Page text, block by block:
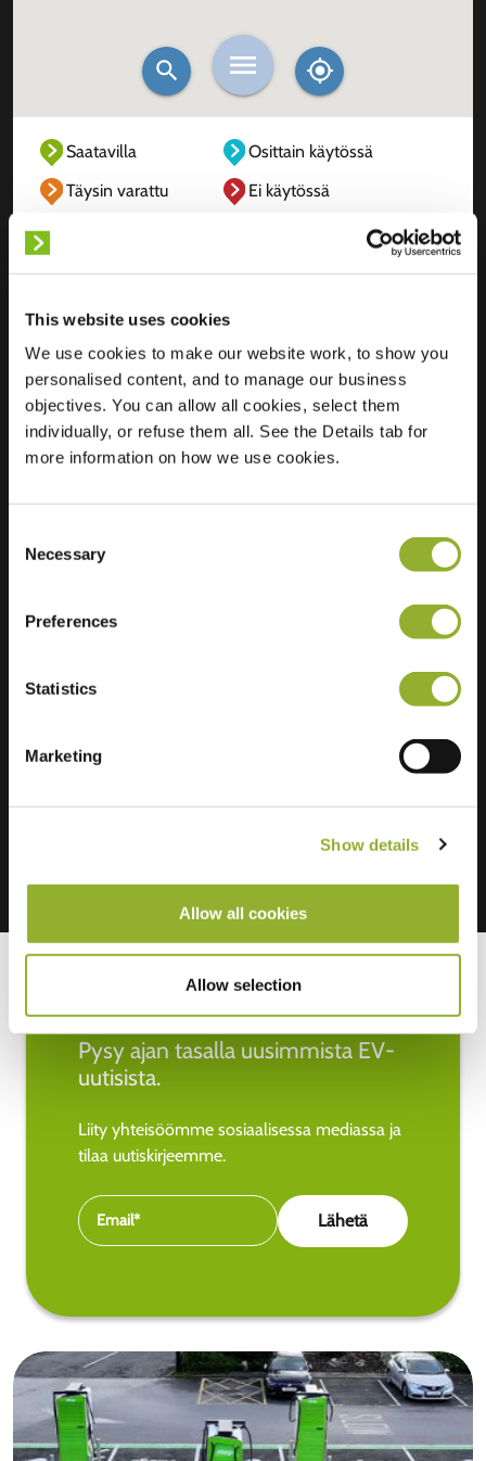
This website uses cookies
We use cookies to make our website work, to show you
personalised content, and to manage our business
objectives. You can allow all cookies, select them
individually, or refuse them all. See the Details tab for
more information on how we use cookies.
Selection
Necessary
Preferences
Statistics
Marketing
Show details
Allow all cookies
Allow selection
Saatavilla
Osittain käytössä
Täysin varattu
Ei käytössä
Sijainti
Commissaris
Hubersstraat 17
2900 Schoten
Belgia
Regular Charging 0 of 2 available
Lisätietoja
Pysy ajan tasalla uusimmista EV-
uutisista.
Liity yhteisöömme sosiaalisessa mediassa ja
tilaa uutiskirjeemme.